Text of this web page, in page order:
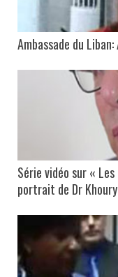
Ambassade du
Série vidéo sur «
portrait de Dr